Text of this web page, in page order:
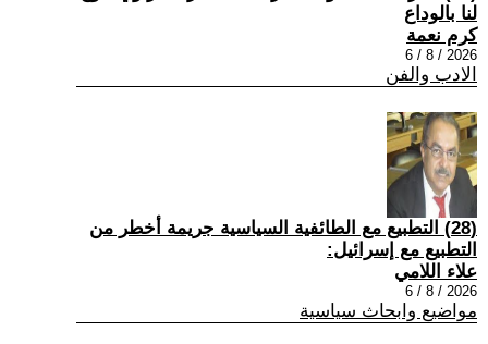
لنا بالوداع
كرم نعمة
2026 / 8 / 6
الادب والفن
(28) التطبيع مع الطائفية السياسية جريمة أخطر من
التطبيع مع إسرائيل:
علاء اللامي
2026 / 8 / 6
مواضيع وابحاث سياسية